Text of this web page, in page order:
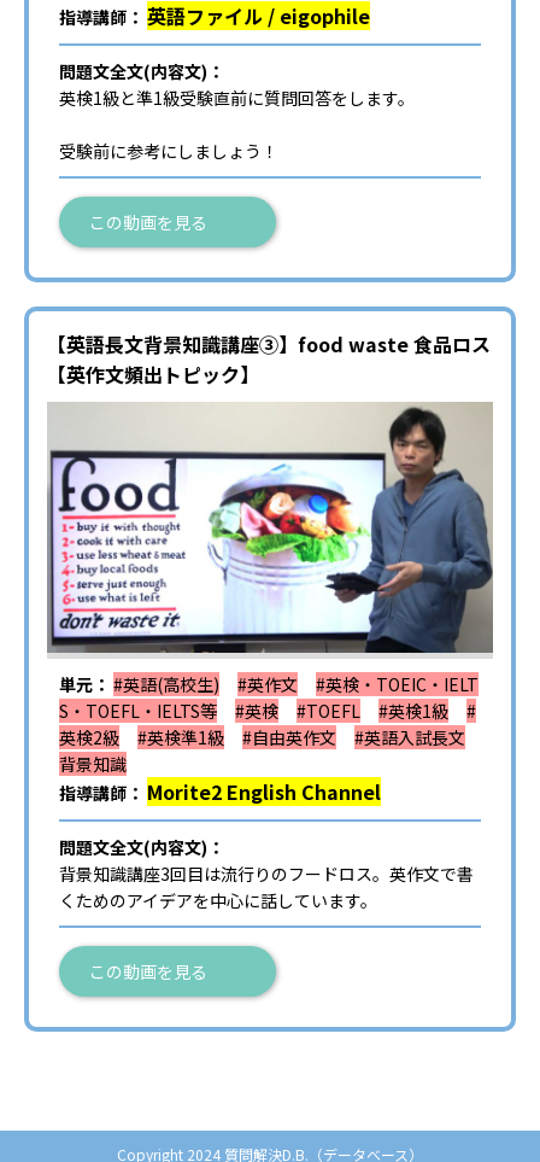
指導講師： 英語ファイル / eigophile
問題文全文(内容文)：
英検1級と準1級受験直前に質問回答をします。
受験前に参考にしましょう！
この動画を見る
【英語長文背景知識講座③】food waste 食品ロス
【英作文頻出トピック】
単元： #英語(高校生) #英作文
#英検・TOEIC・IELT
S・TOEFL・IELTS等
#英検 #TOEFL #英検1級
#
英検2級
#英検準1級 #自由英作文
#英語入試長文
背景知識
指導講師： Morite2 English Channel
問題文全文(内容文)：
背景知識講座3回目は流行りのフードロス。英作文で書
くためのアイデアを中心に話しています。
この動画を見る
Copyright 2024 質問解決D.B.（データベース）